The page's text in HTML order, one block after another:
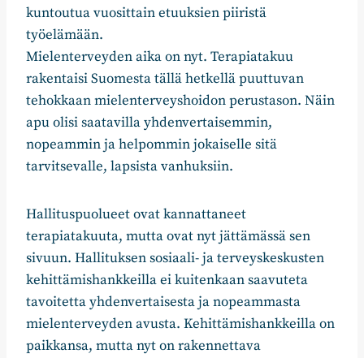
kuntoutua vuosittain etuuksien piiristä
työelämään.
Mielenterveyden aika on nyt. Terapiatakuu
rakentaisi Suomesta tällä hetkellä puuttuvan
tehokkaan mielenterveyshoidon perustason. Näin
apu olisi saatavilla yhdenvertaisemmin,
nopeammin ja helpommin jokaiselle sitä
tarvitsevalle, lapsista vanhuksiin.
Hallituspuolueet ovat kannattaneet
terapiatakuuta, mutta ovat nyt jättämässä sen
sivuun. Hallituksen sosiaali- ja terveyskeskusten
kehittämishankkeilla ei kuitenkaan saavuteta
tavoitetta yhdenvertaisesta ja nopeammasta
mielenterveyden avusta. Kehittämishankkeilla on
paikkansa, mutta nyt on rakennettava